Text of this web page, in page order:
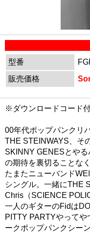
型番
販売価格
※ダウンロードコード
00年代ポップパンクリ
THE STEINWAYS、そ
SKINNY GENESとや
の期待を裏切ることな
たまたニューバンド
シングル。一緒にTHE
Chris（SCIENCE
一人のギターのFidは
PITTY PARTYやって
ークポップパンクシー